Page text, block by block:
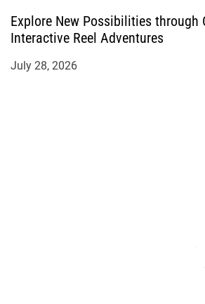
Explore New Possibilities through
Interactive Reel Adventures
July 28, 2026